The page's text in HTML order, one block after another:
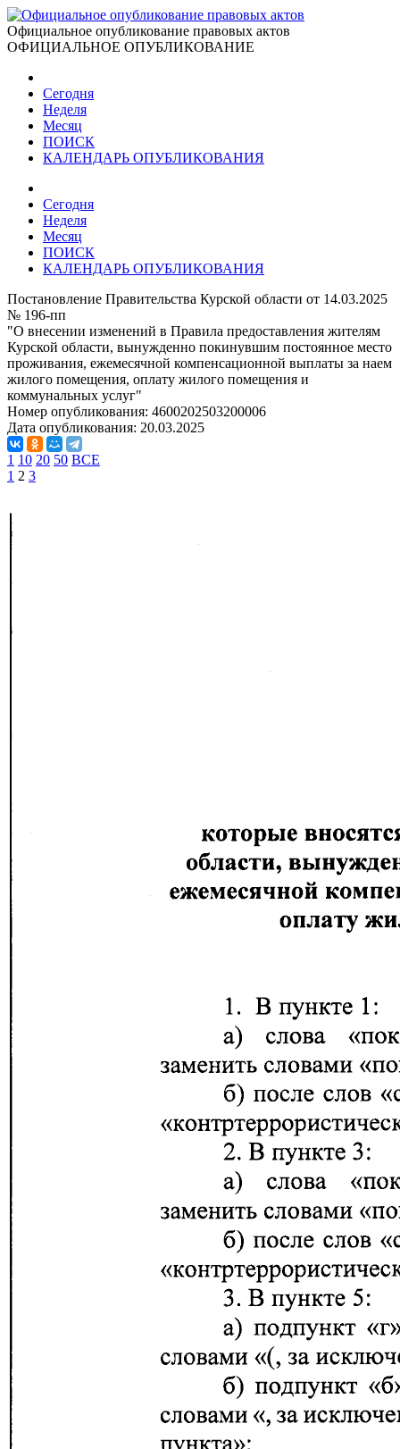
Официальное опубликование правовых актов
ОФИЦИАЛЬНОЕ ОПУБЛИКОВАНИЕ
Сегодня
Неделя
Месяц
ПОИСК
КАЛЕНДАРЬ ОПУБЛИКОВАНИЯ
Сегодня
Неделя
Месяц
ПОИСК
КАЛЕНДАРЬ ОПУБЛИКОВАНИЯ
Постановление Правительства Курской области от 14.03.2025
№ 196-пп
"О внесении изменений в Правила предоставления жителям
Курской области, вынужденно покинувшим постоянное место
проживания, ежемесячной компенсационной выплаты за наем
жилого помещения, оплату жилого помещения и
коммунальных услуг"
Номер опубликования: 4600202503200006
Дата опубликования: 20.03.2025
1 10 20 50 ВСЕ
1 2 3